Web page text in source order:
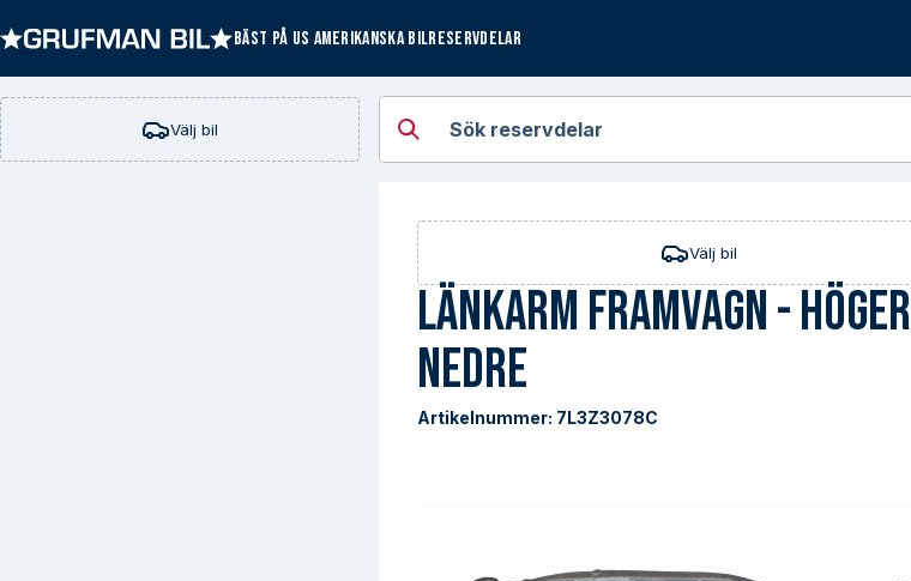
BÄST PÅ US AMERIKANSKA BILRESERVDELAR
Välj bil
Sök reservdelar
Välj bil
Länkarm Framvagn - Höger
Nedre
Artikelnummer: 7L3Z3078C